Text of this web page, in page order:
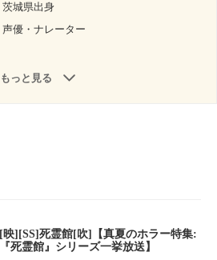
茨城県出身
声優・ナレーター
もっと見る
[映][SS]死霊館[吹]【真夏のホラー特集:
『死霊館』シリーズ一挙放送】